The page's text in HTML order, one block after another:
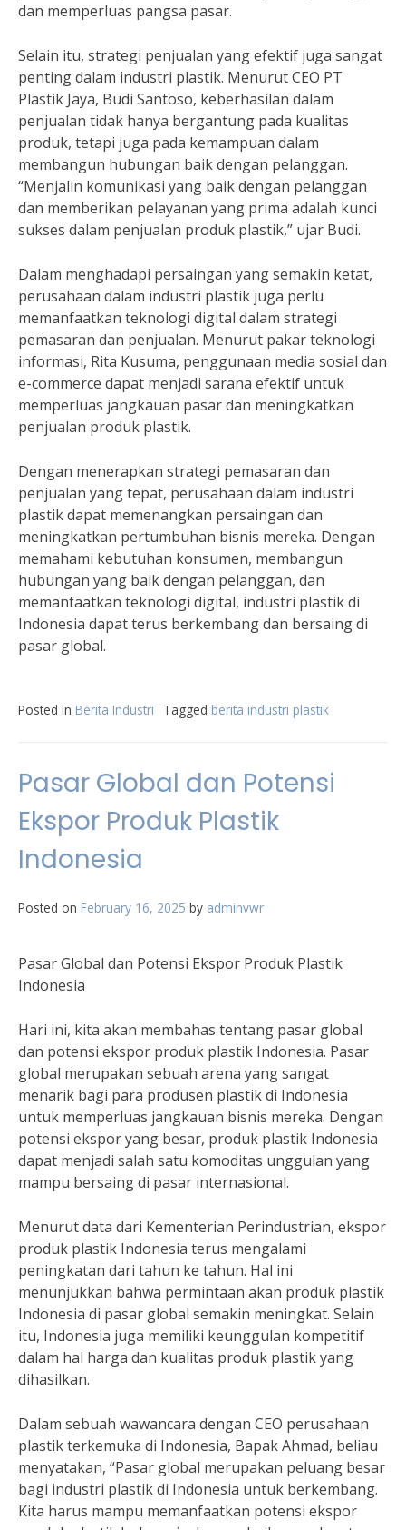
dan memperluas pangsa pasar.
Selain itu, strategi penjualan yang efektif juga sangat
penting dalam industri plastik. Menurut CEO PT
Plastik Jaya, Budi Santoso, keberhasilan dalam
penjualan tidak hanya bergantung pada kualitas
produk, tetapi juga pada kemampuan dalam
membangun hubungan baik dengan pelanggan.
“Menjalin komunikasi yang baik dengan pelanggan
dan memberikan pelayanan yang prima adalah kunci
sukses dalam penjualan produk plastik,” ujar Budi.
Dalam menghadapi persaingan yang semakin ketat,
perusahaan dalam industri plastik juga perlu
memanfaatkan teknologi digital dalam strategi
pemasaran dan penjualan. Menurut pakar teknologi
informasi, Rita Kusuma, penggunaan media sosial dan
e-commerce dapat menjadi sarana efektif untuk
memperluas jangkauan pasar dan meningkatkan
penjualan produk plastik.
Dengan menerapkan strategi pemasaran dan
penjualan yang tepat, perusahaan dalam industri
plastik dapat memenangkan persaingan dan
meningkatkan pertumbuhan bisnis mereka. Dengan
memahami kebutuhan konsumen, membangun
hubungan yang baik dengan pelanggan, dan
memanfaatkan teknologi digital, industri plastik di
Indonesia dapat terus berkembang dan bersaing di
pasar global.
Posted in Berita Industri Tagged berita industri plastik
Pasar Global dan Potensi
Ekspor Produk Plastik
Indonesia
Posted on February 16, 2025 by adminvwr
Pasar Global dan Potensi Ekspor Produk Plastik
Indonesia
Hari ini, kita akan membahas tentang pasar global
dan potensi ekspor produk plastik Indonesia. Pasar
global merupakan sebuah arena yang sangat
menarik bagi para produsen plastik di Indonesia
untuk memperluas jangkauan bisnis mereka. Dengan
potensi ekspor yang besar, produk plastik Indonesia
dapat menjadi salah satu komoditas unggulan yang
mampu bersaing di pasar internasional.
Menurut data dari Kementerian Perindustrian, ekspor
produk plastik Indonesia terus mengalami
peningkatan dari tahun ke tahun. Hal ini
menunjukkan bahwa permintaan akan produk plastik
Indonesia di pasar global semakin meningkat. Selain
itu, Indonesia juga memiliki keunggulan kompetitif
dalam hal harga dan kualitas produk plastik yang
dihasilkan.
Dalam sebuah wawancara dengan CEO perusahaan
plastik terkemuka di Indonesia, Bapak Ahmad, beliau
menyatakan, “Pasar global merupakan peluang besar
bagi industri plastik di Indonesia untuk berkembang.
Kita harus mampu memanfaatkan potensi ekspor